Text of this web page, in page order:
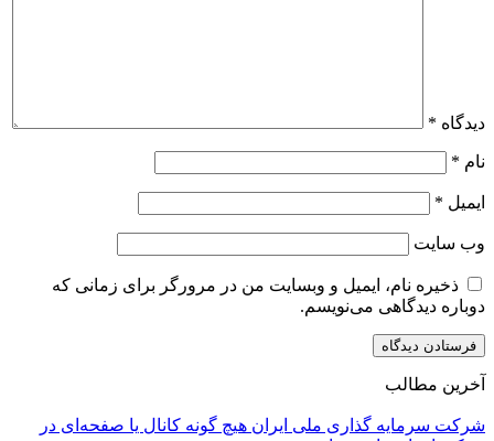
دیدگاه *
نام *
ایمیل *
وب‌ سایت
ذخیره نام، ایمیل و وبسایت من در مرورگر برای زمانی که
دوباره دیدگاهی می‌نویسم.
آخرین مطالب
شرکت سرمایه گذاری ملی ایران هیچ گونه کانال یا صفحه‌ای در